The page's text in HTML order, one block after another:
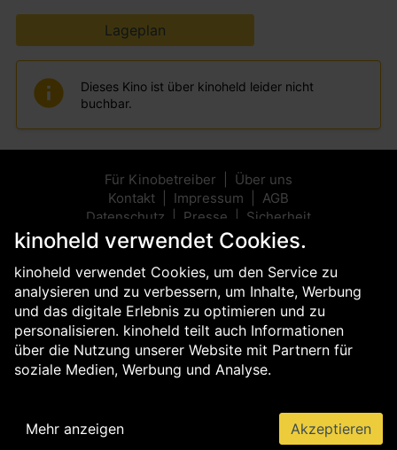
kinoheld verwendet Cookies.
kinoheld verwendet Cookies, um den Service zu
analysieren und zu verbessern, um Inhalte, Werbung
und das digitale Erlebnis zu optimieren und zu
personalisieren. kinoheld teilt auch Informationen
über die Nutzung unserer Website mit Partnern für
soziale Medien, Werbung und Analyse.
Mehr anzeigen Akzeptieren
Lageplan
Dieses Kino ist über kinoheld leider nicht
buchbar.
Für Kinobetreiber
Über uns
Kontakt
Impressum
AGB
Datenschutz
Presse Sicherheit